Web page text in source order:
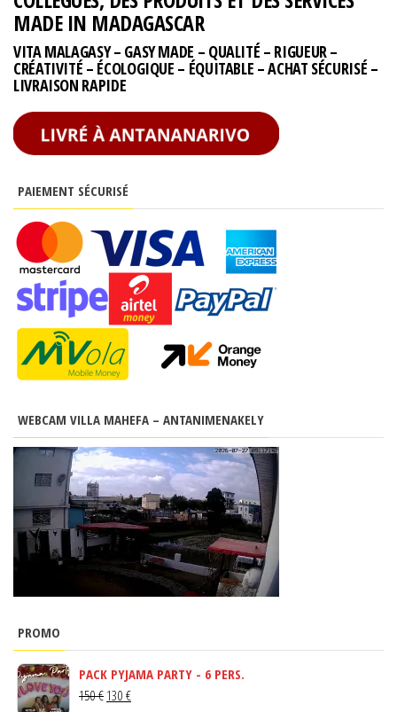
MADE IN MADAGASCAR
VITA MALAGASY – GASY MADE – QUALITÉ – RIGUEUR –
CRÉATIVITÉ – ÉCOLOGIQUE – ÉQUITABLE – ACHAT SÉCURISÉ –
LIVRAISON RAPIDE
PAIEMENT SÉCURISÉ
WEBCAM VILLA MAHEFA – ANTANIMENAKELY
PROMO
PACK PYJAMA PARTY - 6 PERS.
150€ LE
130 €LE